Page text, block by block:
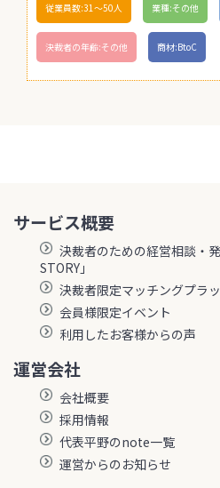
従業員数:31〜50人 業種:その他
決裁者の年齢:その他 商材:BtoC
サービス概要
決裁者のための経営相談・
STORY」
決裁者限定マッチングプラ
会員様限定イベント
利用したお客様からの声
運営会社
会社概要
採用情報
代表平野のnote一覧
運営からのお知らせ